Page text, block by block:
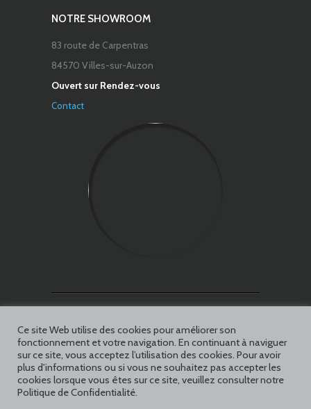
NOTRE SHOWROOM
83 route de Carpentras
84570 Villes-sur-Auzon
Ouvert sur Rendez-vous
Contact
06 75 40 80 45
seb4x4sas@gmail.com
Ce site Web utilise des cookies pour améliorer son
fonctionnement et votre navigation. En continuant à naviguer
sur ce site, vous acceptez l’utilisation des cookies. Pour avoir
plus d'informations ou si vous ne souhaitez pas accepter les
cookies lorsque vous êtes sur ce site, veuillez consulter notre
Politique de Confidentialité.